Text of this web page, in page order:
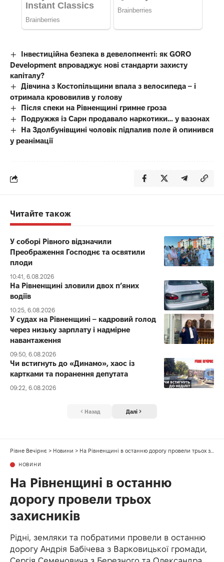
Інвестиційна безпека в девелопменті: як GORO
Development впроваджує нові стандарти захисту
капіталу?
Дівчина з Костопільщини впала з велосипеда – і
отримала крововилив у голову
Після спеки на Рівненщині гримне гроза
Подружжя із Сарн продавало наркотики… у вазонах
На Здолбунівщині чоловік підпалив поле й опинився
у реанімації
Читайте також
У соборі Рівного відзначили
Преображення Господнє та освятили
плоди
10:41, 6.08.2026
На Рівненщині зловили двох п’яних
водіїв
10:25, 6.08.2026
У судах на Рівненщині – кадровий голод
через низьку зарплату і надмірне
навантаження
09:50, 6.08.2026
Чи встигнуть до «Динамо», хаос із
картками та поранення депутата
09:22, 6.08.2026
Назад Далі
Рівне Вечірнє > Новини > На Рівненщині в останню дорогу провели трьох захисників
НОВИНИ
На Рівненщині в останню
дорогу провели трьох
захисників
Рідні, земляки та побратими провели в останню
дорогу Андрія Бабічева з Варковицької громади,